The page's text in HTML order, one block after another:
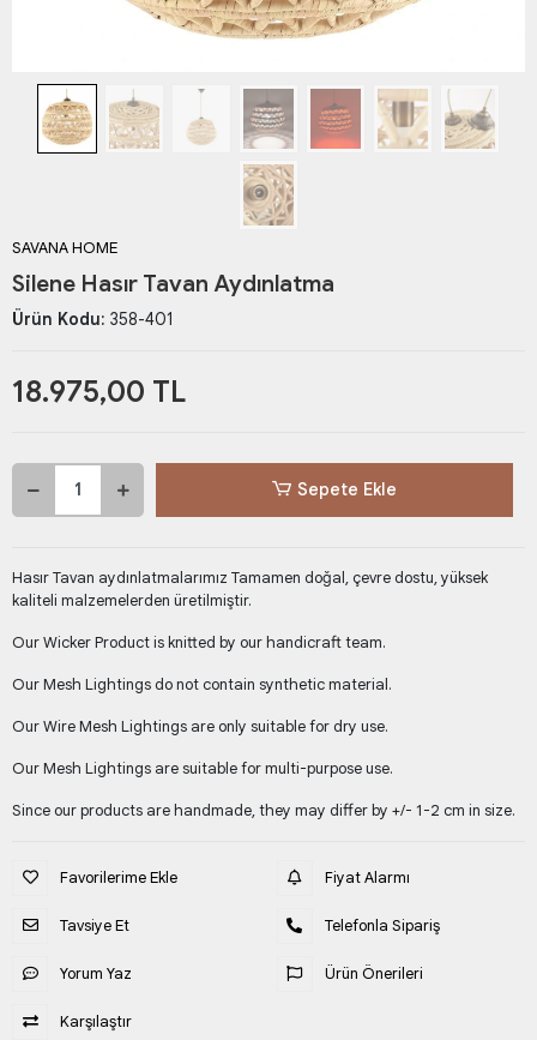
SAVANA HOME
Silene Hasır Tavan Aydınlatma
Ürün Kodu: 358-401
18.975,00 TL
Sepete Ekle
Hasır Tavan aydınlatmalarımız Tamamen doğal, çevre dostu, yüksek
kaliteli malzemelerden üretilmiştir.
Our Wicker Product is knitted by our handicraft team.
Our Mesh Lightings do not contain synthetic material.
Our Wire Mesh Lightings are only suitable for dry use.
Our Mesh Lightings are suitable for multi-purpose use.
Since our products are handmade, they may differ by +/- 1-2 cm in size.
Favorilerime Ekle
Tavsiye Et
Yorum Yaz
Karşılaştır
Fiyat Alarmı
Telefonla Sipariş
Ürün Önerileri